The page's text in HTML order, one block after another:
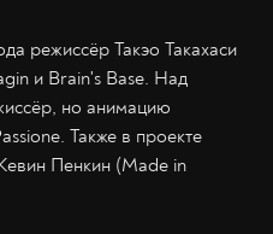
режиссёр Такэо Такахаси
и Brain's Base. Над
но анимацию
Также в проекте
Пенкин (Made in